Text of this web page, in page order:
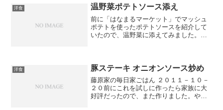
から作るので、ちょっと手間がかかった
けど、おいしかったのでま...
洋食 温野菜ポテトソース添え
前に「はなまるマーケット」でマッシュ
ポテトを使ったポテトソースを紹介して
いたので、温野菜に添えてみました。こ
洋食 豚ステーキ オニオンソース炒め
藤原家の毎日家ごはん ２０１１－１０－
２０前にこれを試しに作ったら家族に大
好評だったので、また作りました。やっ